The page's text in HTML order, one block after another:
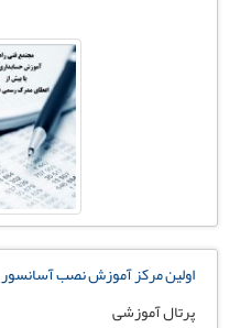
اولین مرکز آموزش نصب آسانسور
پرتال آموزشی